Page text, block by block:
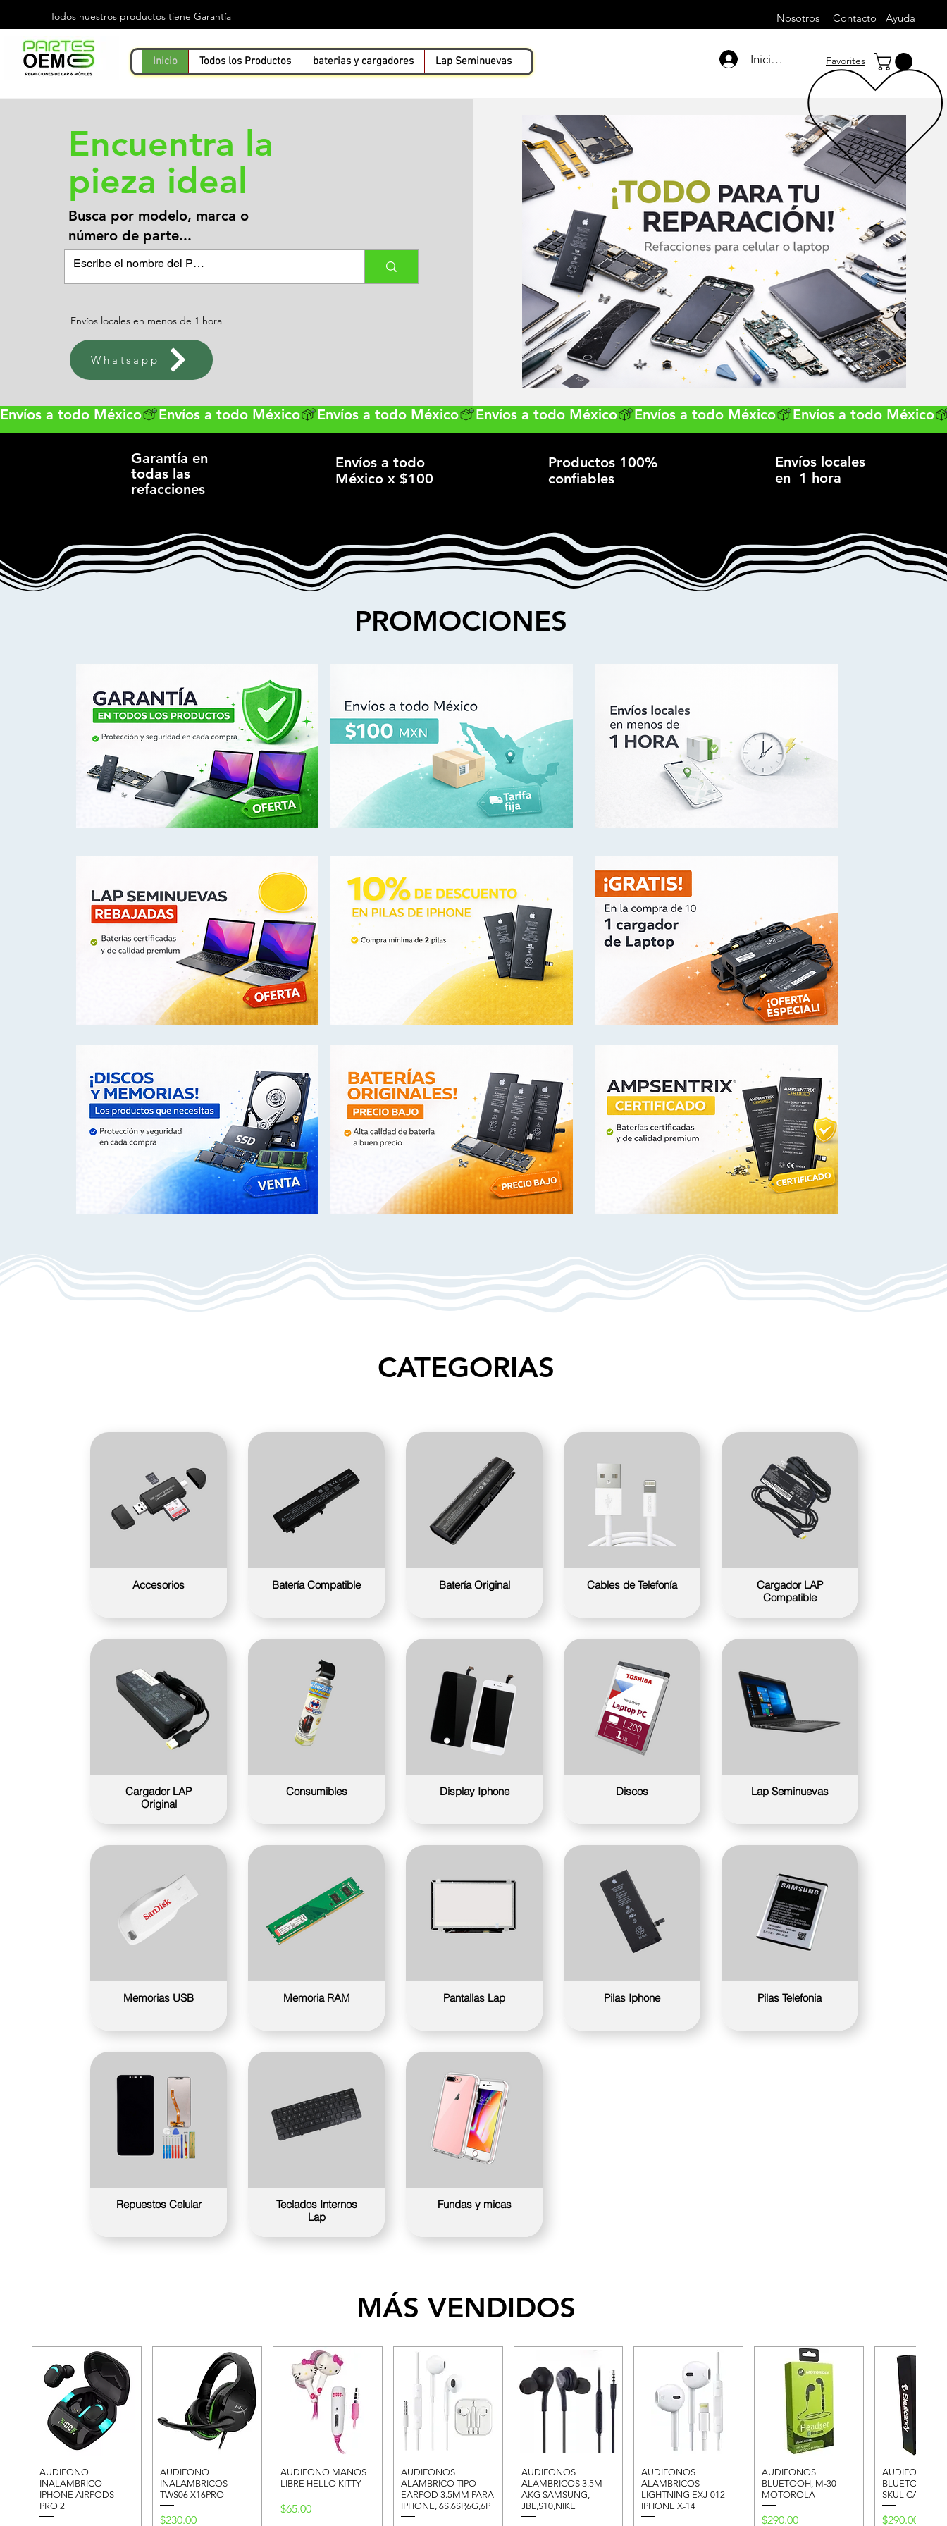
Todos nuestros productos tiene Garantía Nosotros Contacto Ayuda
Inicio Todos los Productos baterias y cargadores Lap Seminuevas Iniciar sesión Favorites
Encuentra la
pieza ideal
Busca por modelo, marca o
número de parte...
Envíos locales en menos de 1 hora
Whatsapp
Envíos a todo México
Garantía en
todas las
refacciones
Envíos a todo
México x $100
Productos 100%
confiables
Envíos locales
en 1 hora
PROMOCIONES
CATEGORIAS
Accesorios Batería Compatible Batería Original Cables de Telefonía
Cargador LAP
Compatible
Cargador LAP
Original
Consumibles Display Iphone Discos Lap Seminuevas
Memorias USB Memoria RAM Pantallas Lap Pilas Iphone Pilas Telefonia
Repuestos Celular
Teclados Internos
Lap
Fundas y micas
MÁS VENDIDOS
AUDIFONO
INALAMBRICO
IPHONE AIRPODS
PRO 2
AUDIFONO
INALAMBRICOS
TWS06 X16PRO
Precio
$230.00
AUDIFONO MANOS
LIBRE HELLO KITTY
Precio
$65.00
AUDIFONOS
ALAMBRICO TIPO
EARPOD 3.5MM PARA
IPHONE, 6S,6SP,6G,6P
AUDIFONOS
ALAMBRICOS 3.5M
AKG SAMSUNG,
JBL,S10,NIKE
AUDIFONOS
ALAMBRICOS
LIGHTNING EXJ-012
IPHONE X-14
AUDIFONOS
BLUETOOH, M-30
MOTOROLA
Precio
$290.00
AUDIFONOS
BLUETOOH,
SKUL CANDY,
Precio
$290.00